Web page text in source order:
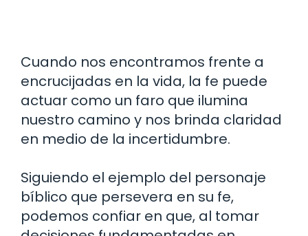
Cuando nos encontramos frente a
encrucijadas en la vida, la fe puede
actuar como un faro que ilumina
nuestro camino y nos brinda claridad
en medio de la incertidumbre.
Siguiendo el ejemplo del personaje
bíblico que persevera en su fe,
podemos confiar en que, al tomar